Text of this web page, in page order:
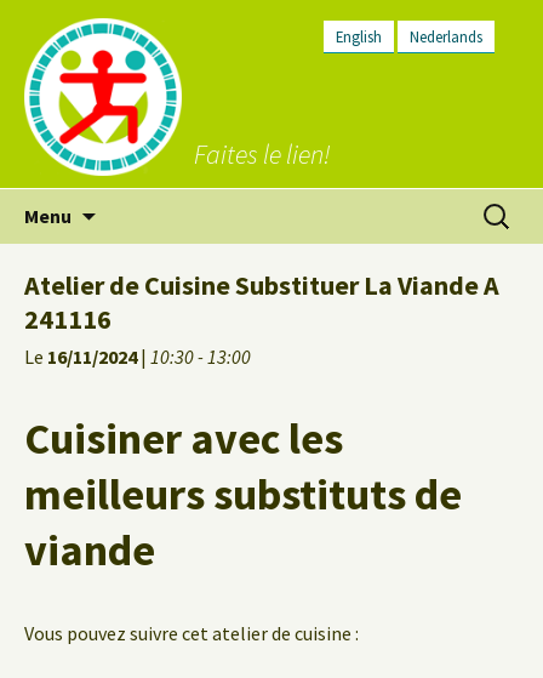
English Nederlands
Faites le lien!
Menu
Atelier de Cuisine Substituer La Viande A
241116
Le 16/11/2024| 10:30 - 13:00
Cuisiner avec les
meilleurs substituts de
viande
Vous pouvez suivre cet atelier de cuisine :